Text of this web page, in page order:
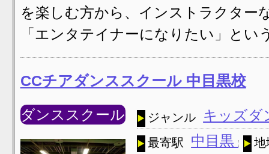
を楽しむ方から、インストラクター
「エンタテイナーになりたい」と
CCチアダンススクール 中目黒校
ダンススクール ジャンル キッズ
最寄駅 中目黒 地